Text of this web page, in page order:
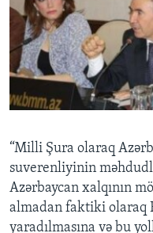
BIZI IZLƏYIN
“Milli Şura olaraq
suverenliyinin
Azərbaycan xalqının
almadan faktiki olaraq
yaradılmasına və bu